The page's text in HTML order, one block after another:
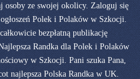
osoby ze swojej okolicy. Zaloguj się
Polek i Polaków w Szkocji.
bezpłatną publikację
Randka dla Polek i Polaków
w Szkocji. Pani szuka Pana,
najlepsza Polska Randka w UK.